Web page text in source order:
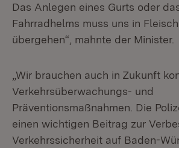
Das Anlegen eines Gurts oder
Fahrradhelms muss uns in
übergehen“, mahnte der Minister.
„Wir brauchen auch in Zukunft
Verkehrsüberwachungs- und
Präventionsmaßnahmen. Die
einen wichtigen Beitrag zur
Verkehrssicherheit auf Baden-